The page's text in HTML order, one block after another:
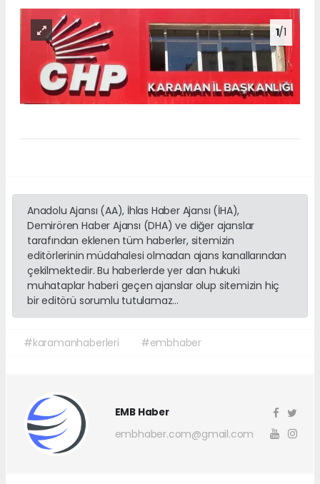
1/1
Anadolu Ajansı (AA), İhlas Haber Ajansı (İHA),
Demirören Haber Ajansı (DHA) ve diğer ajanslar
tarafından eklenen tüm haberler, sitemizin
editörlerinin müdahalesi olmadan ajans kanallarından
çekilmektedir. Bu haberlerde yer alan hukuki
muhataplar haberi geçen ajanslar olup sitemizin hiç
bir editörü sorumlu tutulamaz...
#karamanhaberleri #embhaber
EMB Haber
embhaber.com@gmail.com